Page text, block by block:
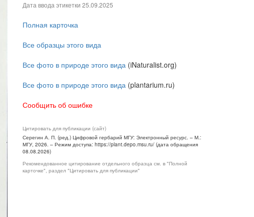
Дата ввода этикетки 25.09.2025
Полная карточка
Все образцы этого вида
Все фото в природе этого вида (iNaturalist.org)
Все фото в природе этого вида (plantarium.ru)
Сообщить об ошибке
Цитировать для публикации (сайт)
Серегин А. П. (ред.) Цифровой гербарий МГУ: Электронный ресурс. – М.:
МГУ, 2026. – Режим доступа: https://plant.depo.msu.ru/ (дата обращения
08.08.2026)
Рекомендованное цитирование отдельного образца см. в "Полной
карточке", раздел "Цитировать для публикации"